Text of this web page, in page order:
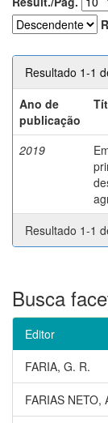
Resultado 1-1
Ano de
publicação
2019
Resultado 1-1
Busca
Editor
FARIA, G. R.
FARIAS NETO,